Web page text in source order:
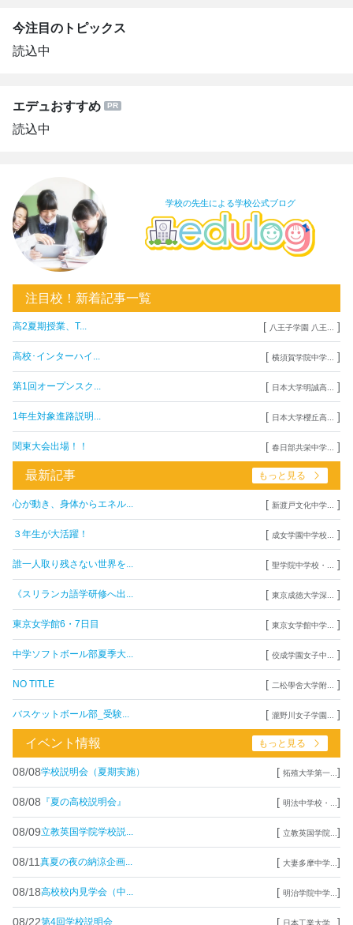
今注目のトピックス
読込中
エデュおすすめ
読込中
学校の先生による学校公式ブログ
注目校！新着記事一覧
高2夏期授業、T... [ 八王子学園 八王... ]
高校･インターハイ... [ 横須賀学院中学... ]
第1回オープンスク... [ 日本大学明誠高... ]
1年生対象進路説明... [ 日本大学櫻丘高... ]
関東大会出場！！ [ 春日部共栄中学... ]
最新記事 もっと見る
心が動き、身体からエネル... [ 新渡戸文化中学... ]
３年生が大活躍！ [ 成女学園中学校... ]
誰一人取り残さない世界を... [ 聖学院中学校・... ]
《スリランカ語学研修へ出... [ 東京成徳大学深... ]
東京女学館6・7日目 [ 東京女学館中学... ]
中学ソフトボール部夏季大... [ 佼成学園女子中... ]
NO TITLE [ 二松學舍大学附... ]
バスケットボール部_受験... [ 瀧野川女子学園... ]
イベント情報 もっと見る
08/08学校説明会（夏期実施） [ 拓殖大学第一... ]
08/08 『夏の高校説明会』 [ 明法中学校・... ]
08/09立教英国学院学校説... [ 立教英国学院... ]
08/11 真夏の夜の納涼企画... [ 大妻多摩中学... ]
08/18高校校内見学会（中... [ 明治学院中学... ]
08/22第4回学校説明会 [ 日本工業大学... ]